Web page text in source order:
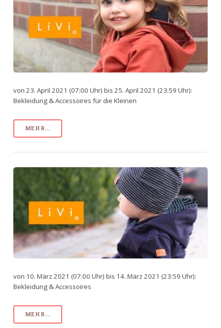
von 23. April 2021 (07:00 Uhr) bis 25. April 2021 (23:59 Uhr):
Bekleidung & Accessoires für die Kleinen
MEHR...
von 10. März 2021 (07:00 Uhr) bis 14. März 2021 (23:59 Uhr):
Bekleidung & Accessoires
MEHR...